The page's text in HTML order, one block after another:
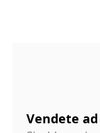
Vendete